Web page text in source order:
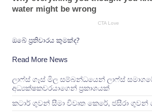
ඔබේ ප්‍රතිචාරය කුමක්ද?
Read More News
ලාෆ්ස් ගෑස් මිල සම්බන්ධයෙන් ලාෆ්ස්
අධ්‍යක්ෂකවරයාගෙන් ප්‍රකාශයක්
කටාර් ගුවන් සීමා විවෘත කෙරේ, ජසීරා ගුවන්